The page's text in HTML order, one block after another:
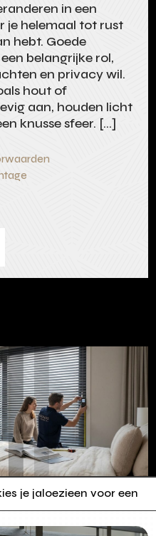
in een
je helemaal tot rust
hebt. Goede
belangrijke rol,
en privacy wil.
hout of
aan, houden licht
knusse sfeer. […]
je jaloezieen voor een